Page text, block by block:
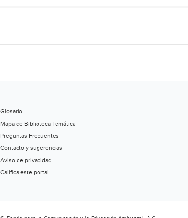
Glosario
Mapa de Biblioteca Temática
Preguntas Frecuentes
Contacto y sugerencias
Aviso de privacidad
Califica este portal